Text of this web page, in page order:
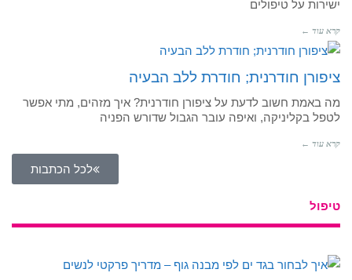
ישירות על טיפולים
קרא עוד ←
ציפורן חודרנית; חודרת ללב הבעיה
מה באמת חשוב לדעת על ציפורן חודרנית? איך מזהים, מתי אפשר
לטפל בקליניקה, ואיפה עובר הגבול שדורש הפניה
קרא עוד ←
לכל הכתבות
טיפול